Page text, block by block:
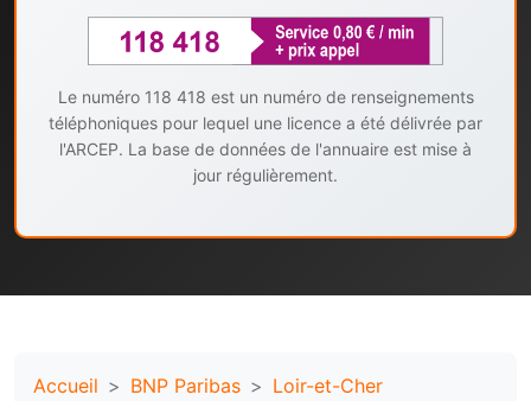
Le numéro 118 418 est un numéro de renseignements
téléphoniques pour lequel une licence a été délivrée par
l'ARCEP. La base de données de l'annuaire est mise à
jour régulièrement.
Accueil BNP Paribas
Loir-et-Cher